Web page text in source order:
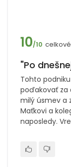
10/10
"Po
Tohto
poďakovať za
milý úsmev a
Maťkovi a
naposledy.